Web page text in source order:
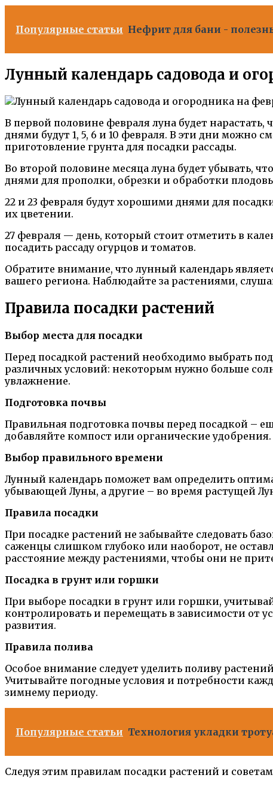
Популярные статьи Нефрит для бани -
Лунный календарь садовода и
В первой половине февраля луна будет
днями будут 1, 5, 6 и 10 февраля. В эти дни можно
приготовление грунта для посадки рассады.
Во второй половине месяца луна будет убывать,
днями для прополки, обрезки и обработки
22 и 23 февраля будут хорошими днями для
их цветении.
27 февраля — день, который стоит отметить в
посадить рассаду огурцов и томатов.
Обратите внимание, что лунный календарь
вашего региона. Наблюдайте за растениями,
Правила посадки растений
Выбор места для посадки
Перед посадкой растений необходимо выбрать
различных условий: некоторым нужно больше
увлажнение.
Подготовка почвы
Правильная подготовка почвы перед посадкой –
добавляйте компост или органические
Выбор правильного времени
Лунный календарь поможет вам определить
убывающей Луны, а другие – во время растущей
Правила посадки
При посадке растений не забывайте следовать
саженцы слишком глубоко или наоборот, не
расстояние между растениями, чтобы они не
Посадка в грунт или горшки
При выборе посадки в грунт или горшки,
контролировать и перемещать в зависимости от
развития.
Правила полива
Особое внимание следует уделить поливу
Учитывайте погодные условия и потребности
зимнему периоду.
Популярные статьи Технология укладки
Следуя этим правилам посадки растений и